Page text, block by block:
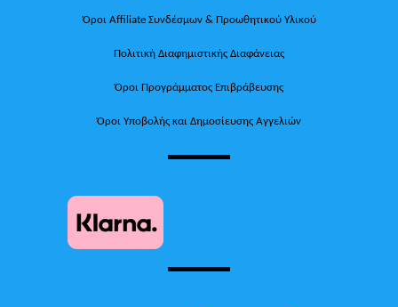
Όροι Affiliate Συνδέσμων & Προωθητικού Υλικού
Πολιτική Διαφημιστικής Διαφάνειας
Όροι Προγράμματος Επιβράβευσης
Όροι Υποβολής και Δημοσίευσης Αγγελιών